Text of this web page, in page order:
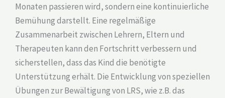
Monaten passieren wird, sondern eine kontinuierliche
Bemühung darstellt. Eine regelmäßige
Zusammenarbeit zwischen Lehrern, Eltern und
Therapeuten kann den Fortschritt verbessern und
sicherstellen, dass das Kind die benötigte
Unterstützung erhält. Die Entwicklung von speziellen
Übungen zur Bewältigung von LRS, wie z.B. das